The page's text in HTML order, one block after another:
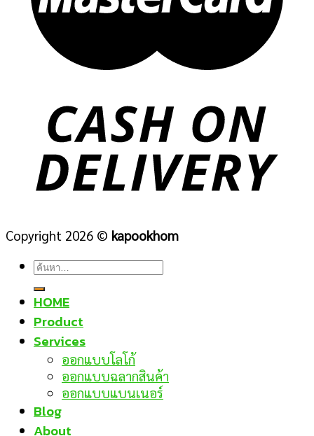
Copyright 2026 © kapookhom
ค้นหา:
HOME
Product
Services
ออกแบบโลโก้
ออกแบบฉลากสินค้า
ออกแบบแบนเนอร์
Blog
About